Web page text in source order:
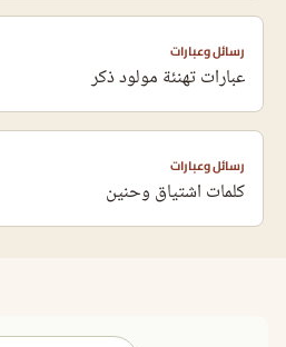
رسائل وعبارات
عبارات تهنئة مولود ذكر
رسائل وعبارات
كلمات اشتياق وحنين